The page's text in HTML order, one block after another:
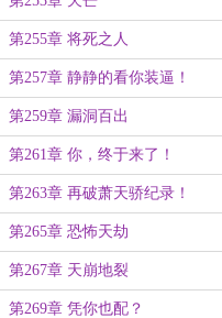
第255章 将死之人
第257章 静静的看你装逼！
第259章 漏洞百出
第261章 你，终于来了！
第263章 再破萧天骄纪录！
第265章 恐怖天劫
第267章 天崩地裂
第269章 凭你也配？